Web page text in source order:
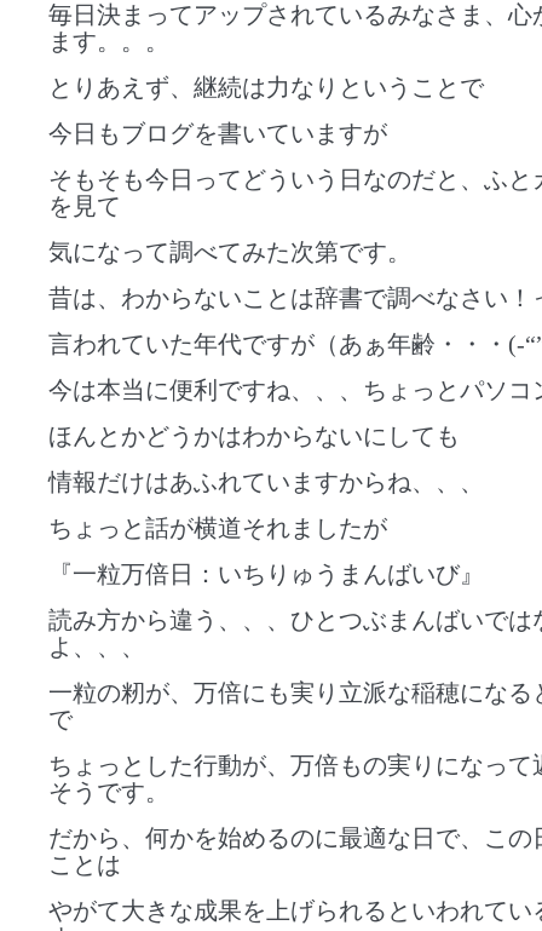
毎日決まってアップされているみなさま、心
ます。。。
とりあえず、継続は力なりということで
今日もブログを書いていますが
そもそも今日ってどういう日なのだと、ふと
を見て
気になって調べてみた次第です。
昔は、わからないことは辞書で調べなさい！
言われていた年代ですが（あぁ年齢・・・(-
今は本当に便利ですね、、、ちょっとパソコ
ほんとかどうかはわからないにしても
情報だけはあふれていますからね、、、
ちょっと話が横道それましたが
『一粒万倍日：いちりゅうまんばいび』
読み方から違う、、、ひとつぶまんばいでは
よ、、、
一粒の籾が、万倍にも実り立派な稲穂になる
で
ちょっとした行動が、万倍もの実りになって
そうです。
だから、何かを始めるのに最適な日で、この
ことは
やがて大きな成果を上げられるといわれてい